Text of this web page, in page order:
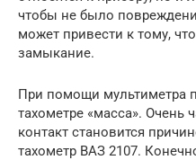
чтобы не было
может привести к тому,
замыкание.
При помощи мультиметра
тахометре «масса». Очень
контакт становится
тахометр ВАЗ 2107.